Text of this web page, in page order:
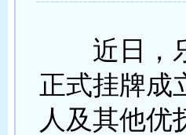
近日，乐
正式挂牌成
人及其他优